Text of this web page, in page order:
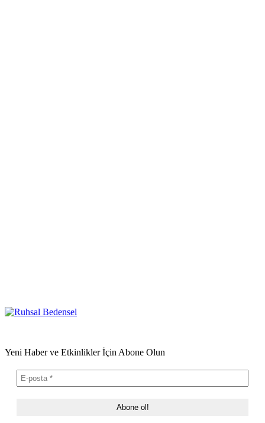
Yeni Haber ve Etkinlikler İçin Abone Olun